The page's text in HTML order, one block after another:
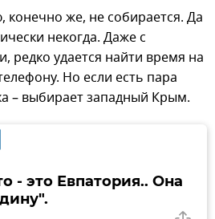
же, не собирается. Да
некогда. Даже с
редко удается найти время на
Но если есть пара
– выбирает западный Крым.
- это Евпатория.. Она